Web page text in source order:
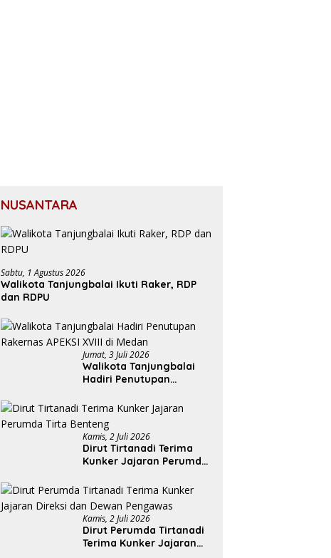
NUSANTARA
Sabtu, 1 Agustus 2026
Walikota Tanjungbalai Ikuti Raker, RDP
dan RDPU
Jumat, 3 Juli 2026
Walikota Tanjungbalai
Hadiri Penutupan
Medan
Kamis, 2 Juli 2026
Dirut Tirtanadi Terima
Kunker Jajaran Perumda
Kamis, 2 Juli 2026
Dirut Perumda Tirtanadi
Terima Kunker Jajaran